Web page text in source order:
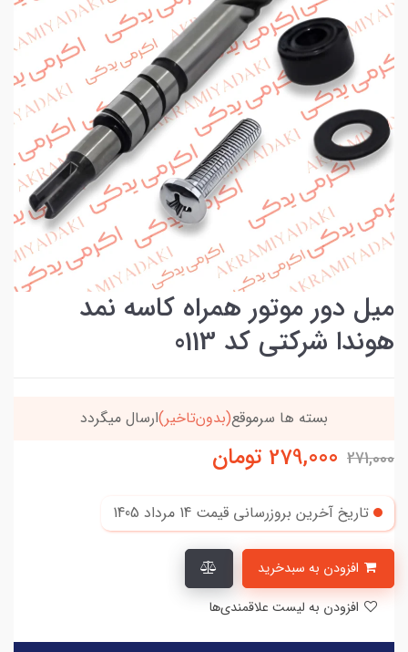
میل دور موتور همراه کاسه نمد
هوندا شرکتی کد 0113
بسته ها سرموقع(بدون‌تاخیر)ارسال میگردد
271,000
279,000 تومان
تاریخ آخرین بروزرسانی قیمت 14 مرداد 1405